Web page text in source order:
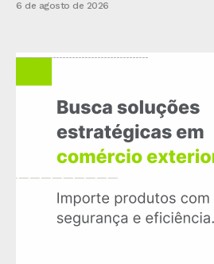
6 de agosto de 2026